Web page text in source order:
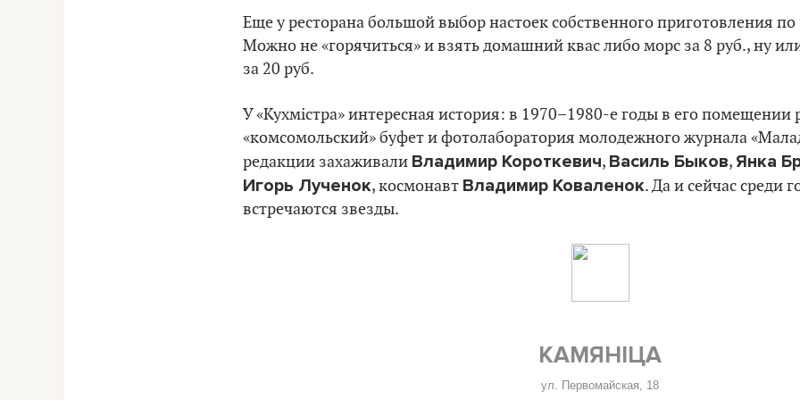
Еще у ресторана большой выбор настоек собственного приготовления по
Можно не «горячиться» и взять домашний квас либо морс за 8 руб., ну
за 20 руб.
У «Кухмістра» интересная история: в 1970–1980-е годы в его помещении
«комсомольский» буфет и фотолаборатория молодежного журнала
редакции захаживали Владимир Короткевич, Василь Быков, Янка
Игорь Лученок, космонавт Владимир Коваленок. Да и сейчас среди
встречаются звезды.
КАМЯНІЦА
ул. Первомайская, 18